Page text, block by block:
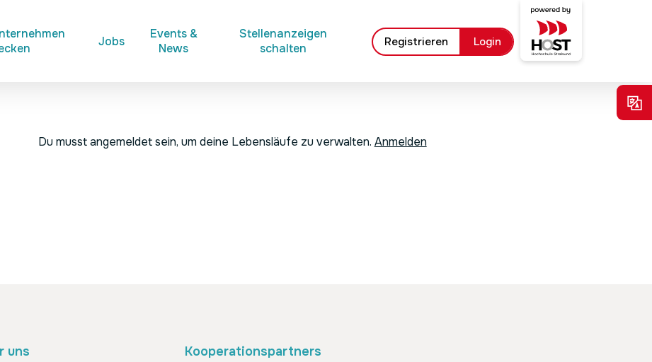
Jobs
Events &
News
Stellenanzeigen
schalten
Registrieren Login
Du musst angemeldet sein, um deine Lebensläufe zu verwalten. Anmelden
uns Kooperationspartners